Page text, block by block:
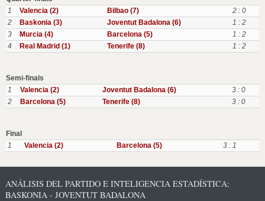
1
Valencia (2) Bilbao (7)
2 : 0
2
Baskonia (3) Joventut Badalona (6)
1 : 2
3
Murcia (4) Barcelona (5)
1 : 2
4
Real Madrid (1) Tenerife (8) 1 : 2
Semi-finals
1
Valencia (2) Joventut Badalona (6)
3 : 0
2
Barcelona (5) Tenerife (8) 3 : 0
Final
1
Valencia (2) Barcelona (5) 3 : 1
ANÁLISIS DEL PARTIDO E INTELIGENCIA ESTADÍSTICA:
BASKONIA - JOVENTUT BADALONA